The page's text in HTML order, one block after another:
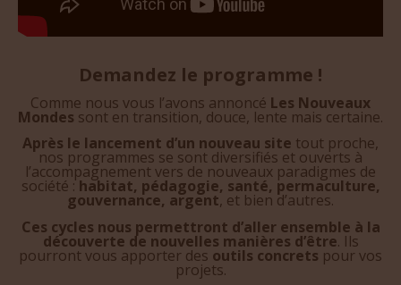
Demandez le programme !
Comme nous vous l’avons annoncé Les Nouveaux
Mondes sont en transition, douce, lente mais certaine.
Après le lancement d’un nouveau site tout proche,
nos programmes se sont diversifiés et ouverts à
l’accompagnement vers de nouveaux paradigmes de
société :habitat, pédagogie, santé, permaculture,
gouvernance, argent, et bien d’autres.
Ces cycles nous permettront d’aller ensemble à la
découverte de nouvelles manières d’être. Ils
pourront vous apporter des outils concrets pour vos
projets.